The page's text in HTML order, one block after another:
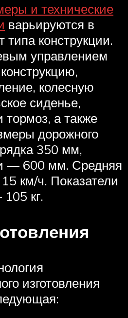
и технические
варьируются в
типа конструкции.
управлением
колесную
сиденье,
тормоз, а также
дорожного
350 мм,
— 600 мм. Средняя
км/ч. Показатели
кг.
изготовления